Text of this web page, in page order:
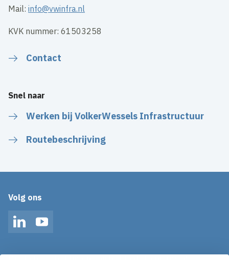
Mail:info@vwinfra.nl
KVK nummer: 61503258
Contact
Snel naar
Werken bij VolkerWessels Infrastructuur
Routebeschrijving
Volg ons
LinkedInYouTube